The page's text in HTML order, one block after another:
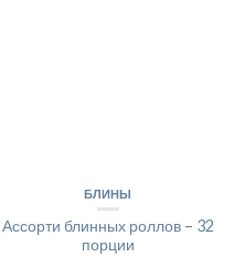
БЛИНЫ
Ассорти блинных роллов – 32
порции